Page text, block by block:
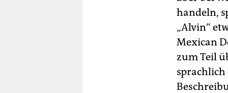
handeln,
„Alvin“
Mexican
zum Teil
sprachlich